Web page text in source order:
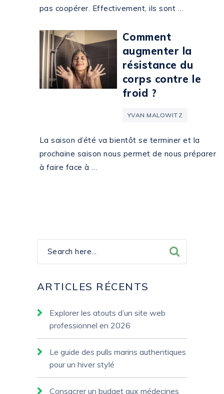
pas coopérer. Effectivement, ils sont …
Comment
augmenter la
résistance du
corps contre le
froid ?
YVAN MALOWITZ
La saison d’été va bientôt se terminer et la
prochaine saison nous permet de nous préparer
à faire face à …
ARTICLES RÉCENTS
Explorer les atouts d’un site web
professionnel en 2026
Le guide des pulls marins authentiques
pour un hiver stylé
Consacrer un budget aux médecines